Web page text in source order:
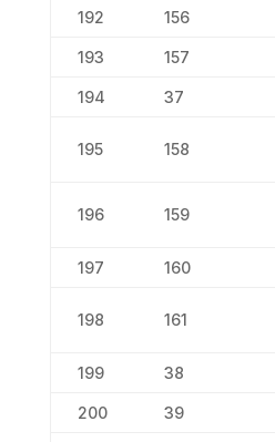
192 156
193 157
194 37
195 158
196 159
197 160
198 161
199 38
200 39